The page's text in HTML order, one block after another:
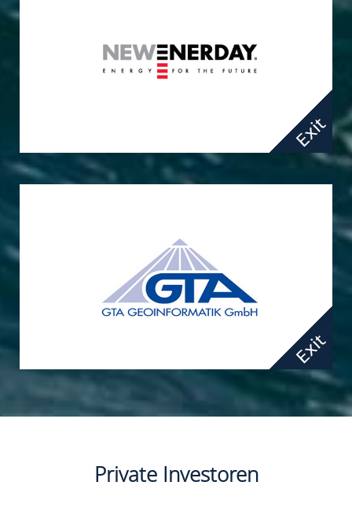
Private Investoren